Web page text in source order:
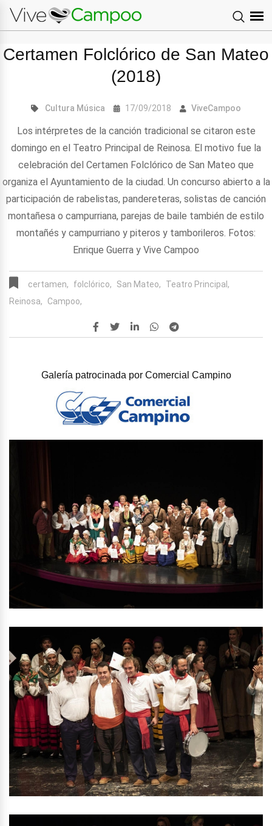
Certamen Folclórico de San Mateo
(2018)
Cultura Música 17/09/2018 ViveCampoo
Los intérpretes de la canción tradicional se citaron este
domingo en el Teatro Principal de Reinosa. El motivo fue la
celebración del Certamen Folclórico de San Mateo que
organiza el Ayuntamiento de la ciudad. Un concurso abierto a la
participación de rabelistas, pandereteras, solistas de canción
montañesa o campurriana, parejas de baile también de estilo
montañés y campurriano y piteros y tamborileros. Fotos:
Enrique Guerra y Vive Campoo
certamen, folclórico, San Mateo,
Teatro Principal,
Reinosa,
Campoo,
Galería patrocinada por Comercial Campino